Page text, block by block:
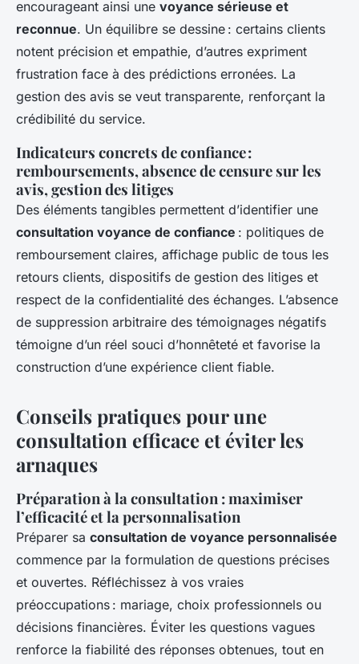
encourageant ainsi une voyance sérieuse et
reconnue. Un équilibre se dessine : certains clients
notent précision et empathie, d’autres expriment
frustration face à des prédictions erronées. La
gestion des avis se veut transparente, renforçant la
crédibilité du service.
Indicateurs concrets de confiance :
remboursements, absence de censure sur les
avis, gestion des litiges
Des éléments tangibles permettent d’identifier une
consultation voyance de confiance : politiques de
remboursement claires, affichage public de tous les
retours clients, dispositifs de gestion des litiges et
respect de la confidentialité des échanges. L’absence
de suppression arbitraire des témoignages négatifs
témoigne d’un réel souci d’honnêteté et favorise la
construction d’une expérience client fiable.
Conseils pratiques pour une
consultation efficace et éviter les
arnaques
Préparation à la consultation : maximiser
l’efficacité et la personnalisation
Préparer sa consultation de voyance personnalisée
commence par la formulation de questions précises
et ouvertes. Réfléchissez à vos vraies
préoccupations : mariage, choix professionnels ou
décisions financières. Éviter les questions vagues
renforce la fiabilité des réponses obtenues, tout en